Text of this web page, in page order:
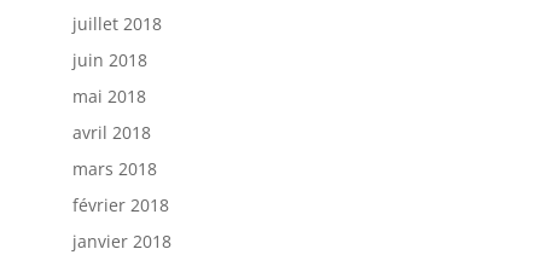
juillet 2018
juin 2018
mai 2018
avril 2018
mars 2018
février 2018
janvier 2018